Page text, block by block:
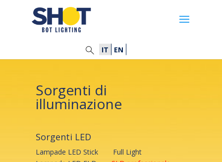
Sorgenti di
illuminazione
Sorgenti LED
Lampade LED Stick
Full Light
IT EN